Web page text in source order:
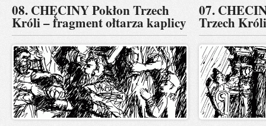
08. CHĘCINY Pokłon Trzech
Króli – fragment ołtarza kaplicy
07.
Trzech Króli